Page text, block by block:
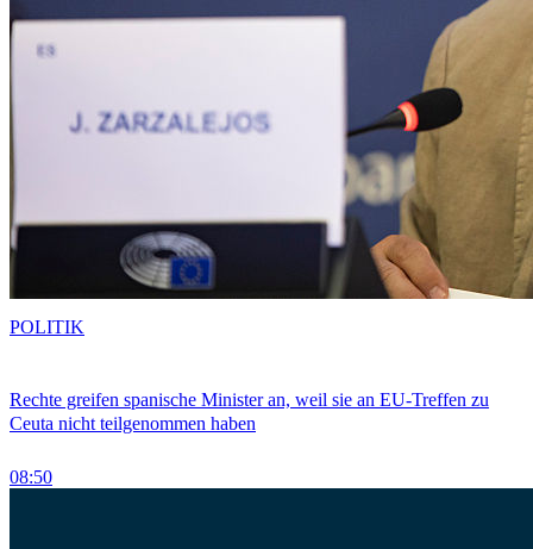
Rechte greifen spanische Minister an, weil sie an EU-Treffen zu
Ceuta nicht teilgenommen haben
08:50
POLITIK